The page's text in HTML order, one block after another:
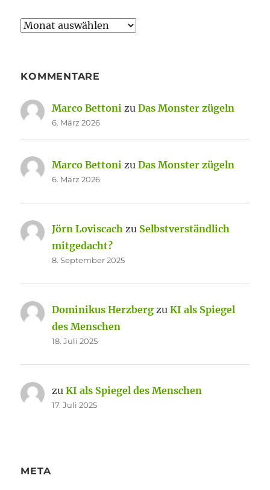
Archiv
KOMMENTARE
Marco Bettoni zuDas Monster zügeln
6. März 2026
Marco Bettoni zuDas Monster zügeln
6. März 2026
Jörn Loviscach zu Selbstverständlich
mitgedacht?
8. September 2025
Dominikus Herzberg zuKI als Spiegel
des Menschen
18. Juli 2025
zuKI als Spiegel des Menschen
17. Juli 2025
META